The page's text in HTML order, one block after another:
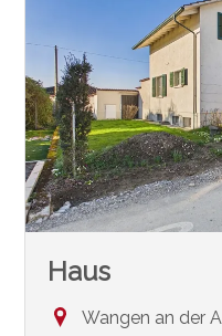
Haus
Wangen an der